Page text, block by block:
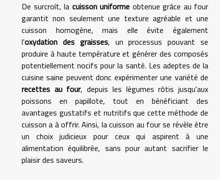
De surcroît, la cuisson uniforme obtenue grâce au four
garantit non seulement une texture agréable et une
cuisson homogène, mais elle évite également
l'oxydation des graisses, un processus pouvant se
produire à haute température et générer des composés
potentiellement nocifs pour la santé. Les adeptes de la
cuisine saine peuvent donc expérimenter une variété de
recettes au four, depuis les légumes rôtis jusqu'aux
poissons en papillote, tout en bénéficiant des
avantages gustatifs et nutritifs que cette méthode de
cuisson a à offrir. Ainsi, la cuisson au four se révèle être
un choix judicieux pour ceux qui aspirent à une
alimentation équilibrée, sans pour autant sacrifier le
plaisir des saveurs.